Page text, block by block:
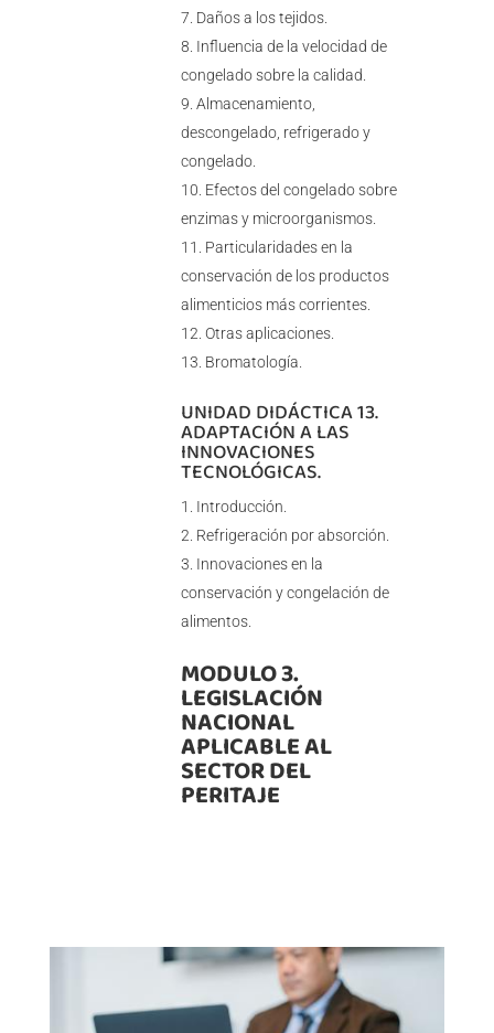
Daños a los tejidos.
Influencia de la velocidad de
congelado sobre la calidad.
Almacenamiento,
descongelado, refrigerado y
congelado.
Efectos del congelado sobre
enzimas y microorganismos.
Particularidades en la
conservación de los productos
alimenticios más corrientes.
Otras aplicaciones.
Bromatología.
UNIDAD DIDÁCTICA 13.
ADAPTACIÓN A LAS
INNOVACIONES
TECNOLÓGICAS.
Introducción.
Refrigeración por absorción.
Innovaciones en la
conservación y congelación de
alimentos.
MODULO 3.
LEGISLACIÓN
NACIONAL
APLICABLE AL
SECTOR DEL
PERITAJE